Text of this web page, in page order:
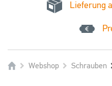
Lieferung
Webshop Schrauben